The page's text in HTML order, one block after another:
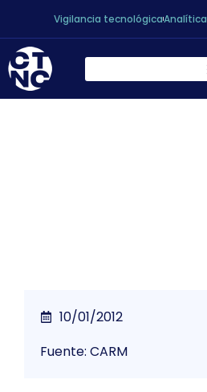
Vigilancia tecnológicaAnalítica
10/01/2012
Fuente: CARM